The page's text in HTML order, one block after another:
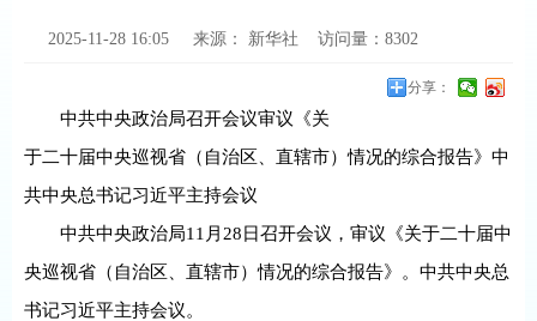
2025-11-28 16:05 来源： 新华社 访问量： 8302
分享：
中共中央政治局召开会议审议《关
于二十届中央巡视省（自治区、直辖市）情况的综合报告》中
共中央总书记习近平主持会议
中共中央政治局11月28日召开会议，审议《关于二十届中
央巡视省（自治区、直辖市）情况的综合报告》。中共中央总
书记习近平主持会议。